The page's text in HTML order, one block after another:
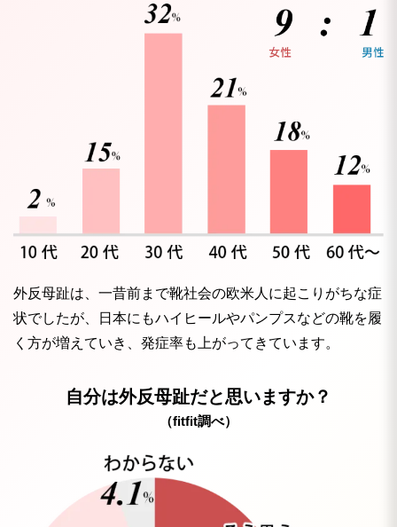
外反母趾は、一昔前まで靴社会の欧米人に起こりがちな症
状でしたが、日本にもハイヒールやパンプスなどの靴を履
く方が増えていき、発症率も上がってきています。
自分は外反母趾だと思いますか？
（fitfit調べ）